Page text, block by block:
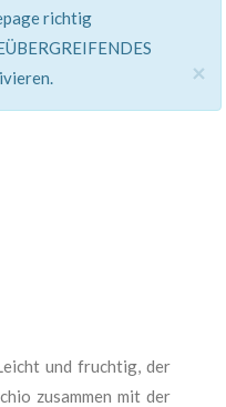
richtig
×
und fruchtig, der
zusammen mit der